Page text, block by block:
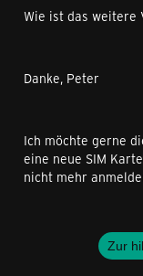
Wie ist das weitere
Danke, Peter
Ich möchte gerne
eine neue SIM
nicht mehr
Zur